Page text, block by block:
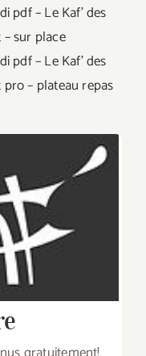
pdf – Le Kaf' des
sur place
pdf – Le Kaf' des
– plateau repas